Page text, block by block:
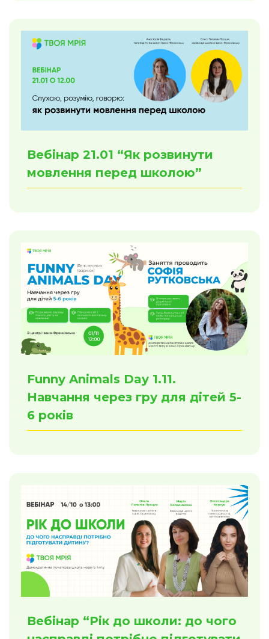
Вебінар 21.01 “Як розвинути
мовлення перед школою”
Funny Animals Day 1.11.
Навчання через гру для дітей 5-
6 років
Вебінар “Рік до школи: до чого